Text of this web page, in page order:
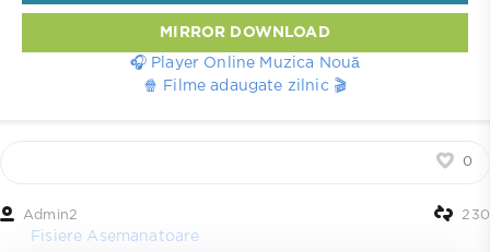
MIRROR DOWNLOAD
🎧 Player Online Muzica Nouă
🍿 Filme adaugate zilnic 🎬
0
Admin2 230
Fisiere Asemanatoare